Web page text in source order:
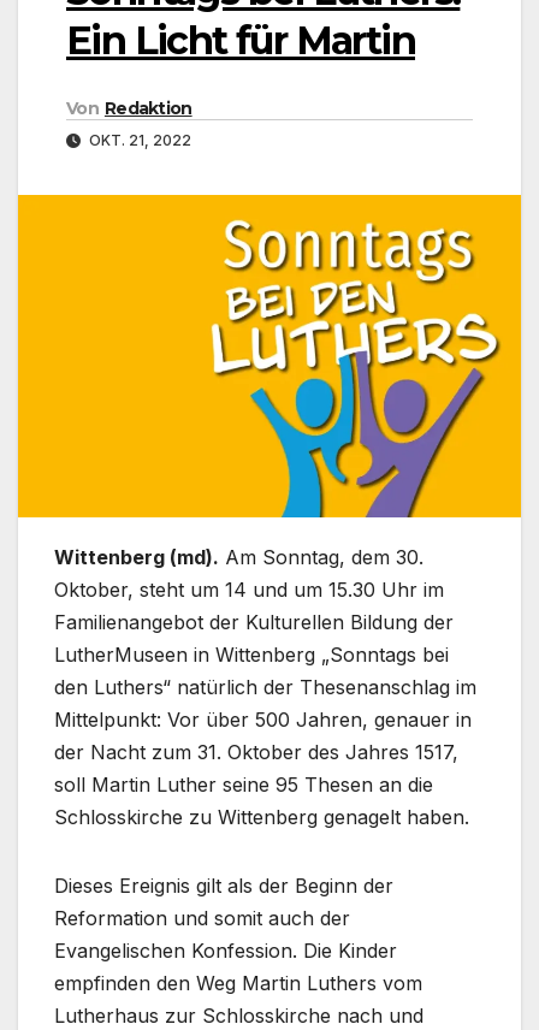
Ein Licht für Martin
Von Redaktion
OKT. 21, 2022
Wittenberg (md). Am Sonntag, dem 30.
Oktober, steht um 14 und um 15.30 Uhr im
Familienangebot der Kulturellen Bildung der
LutherMuseen in Wittenberg „Sonntags bei
den Luthers“ natürlich der Thesenanschlag im
Mittelpunkt: Vor über 500 Jahren, genauer in
der Nacht zum 31. Oktober des Jahres 1517,
soll Martin Luther seine 95 Thesen an die
Schlosskirche zu Wittenberg genagelt haben.
Dieses Ereignis gilt als der Beginn der
Reformation und somit auch der
Evangelischen Konfession. Die Kinder
empfinden den Weg Martin Luthers vom
Lutherhaus zur Schlosskirche nach und